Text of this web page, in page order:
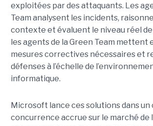
exploitées par des attaquants. Les
Team analysent les incidents,
contexte et évaluent le niveau réel de
les agents de la Green Team mettent
mesures correctives nécessaires et
défenses à l’échelle de
informatique.
Microsoft lance ces solutions dans
concurrence accrue sur le marché de